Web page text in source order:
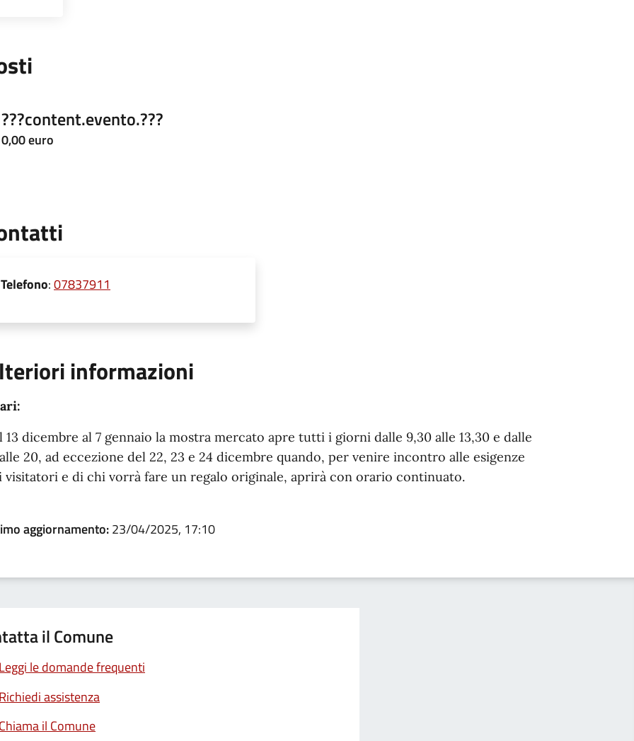
???content.evento.???
0,00 euro
Telefono:07837911
informazioni
13 dicembre al 7 gennaio la mostra mercato apre tutti i giorni dalle 9,30 alle 13,30 e dalle
20, ad eccezione del 22, 23 e 24 dicembre quando, per venire incontro alle esigenze
visitatori e di chi vorrà fare un regalo originale, aprirà con orario continuato.
aggiornamento:23/04/2025, 17:10
il Comune
le domande frequenti
assistenza
il Comune